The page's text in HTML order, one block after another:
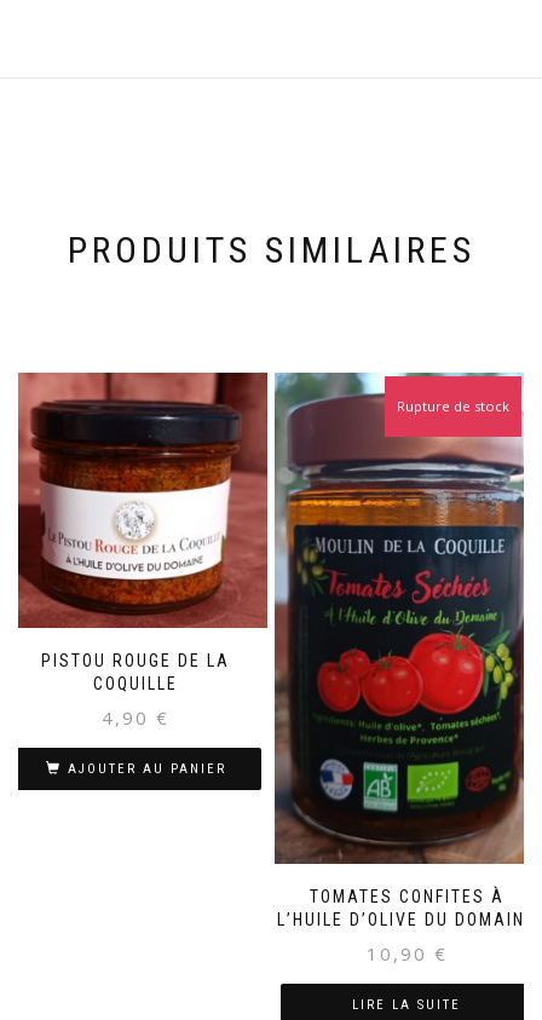
PRODUITS SIMILAIRES
PISTOU ROUGE DE LA
COQUILLE
4,90 €
AJOUTER AU PANIER
TOMATES CONFITES À
L’HUILE D’OLIVE DU DOMAINE
10,90 €
Rupture de stock
LIRE LA SUITE